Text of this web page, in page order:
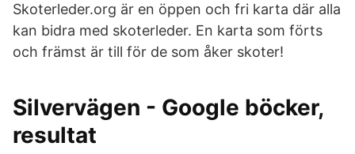
Skoterleder.org är en öppen och fri karta där alla
kan bidra med skoterleder. En karta som förts
och främst är till för de som åker skoter!
Silvervägen - Google böcker,
resultat